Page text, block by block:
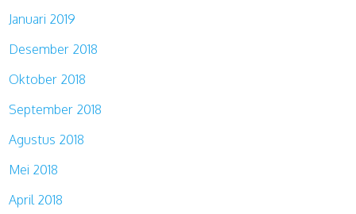
Januari 2019
Desember 2018
Oktober 2018
September 2018
Agustus 2018
Mei 2018
April 2018